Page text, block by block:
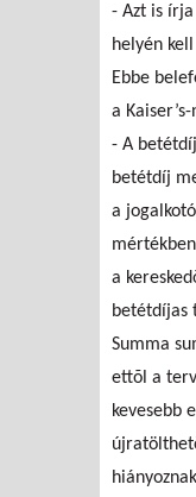
- Azt is írja
helyén
Ebbe
a Kaiser’s-
- A
betétdíj
a
a
betétdíjas
Summa
ettõl a
kevesebb